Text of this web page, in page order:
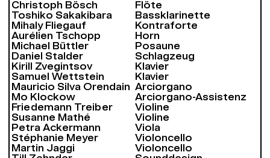
Christoph Bösch
Flöte
Toshiko Sakakibara
Bassklarinette
Mihaly Fliegauf
Kontraforte
Aurélien Tschopp
Horn
Michael Büttler
Posaune
Daniel Stalder
Schlagzeug
Kirill Zvegintsov
Klavier
Samuel Wettstein
Klavier
Mauricio Silva Orendain Arciorgano
Mo Klockow
Arciorgano-Assistenz
Friedemann Treiber
Violine
Susanne Mathé
Violine
Petra Ackermann
Viola
Stéphanie Meyer
Violoncello
Martin Jaggi
Violoncello